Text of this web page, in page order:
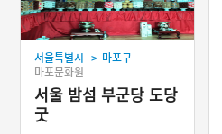
서울특별시 > 마포구
마포문화원
서울 밤섬 부군당 도당
굿